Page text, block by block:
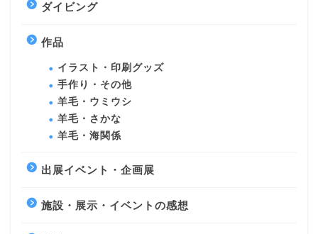
ダイビング
作品
イラスト・印刷グッズ
手作り・その他
羊毛・ウミウシ
羊毛・さかな
羊毛・海関係
出展イベント・企画展
施設・展示・イベントの感想